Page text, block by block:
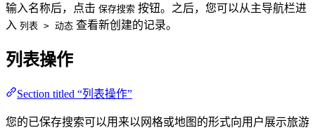
输入名称后，点击 保存搜索 按钮。之后，您可以从主导航栏进
入 列表 > 动态 查看新创建的记录。
列表操作
Section titled “列表操作”
您的已保存搜索可以用来以网格或地图的形式向用户展示旅游